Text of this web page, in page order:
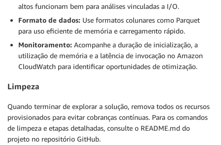
altos funcionam bem para análises vinculadas a I/O.
Formato de dados: Use formatos colunares como Parquet
para uso eficiente de memória e carregamento rápido.
Monitoramento: Acompanhe a duração de inicialização, a
utilização de memória e a latência de invocação no Amazon
CloudWatch para identificar oportunidades de otimização.
Limpeza
Quando terminar de explorar a solução, remova todos os recursos
provisionados para evitar cobranças contínuas. Para os comandos
de limpeza e etapas detalhadas, consulte o README.md do
projeto no repositório GitHub.